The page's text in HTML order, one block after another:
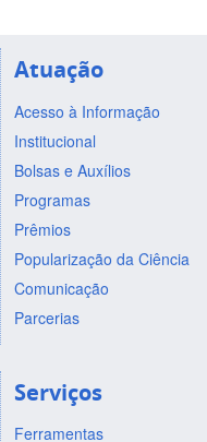
Atuação
Acesso à Informação
Institucional
Bolsas e Auxílios
Programas
Prêmios
Popularização da Ciência
Comunicação
Parcerias
Serviços
Ferramentas